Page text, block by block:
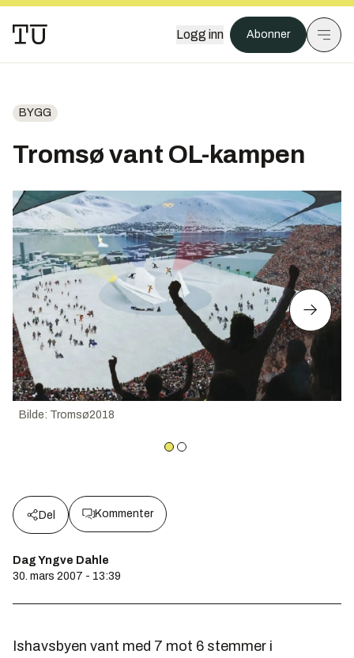
Logg inn Abonner
BYGG
Tromsø vant OL-kampen
Bilde: Tromsø2018
Del Kommenter
Dag Yngve Dahle
30. mars 2007 - 13:39
Ishavsbyen vant med 7 mot 6 stemmer i